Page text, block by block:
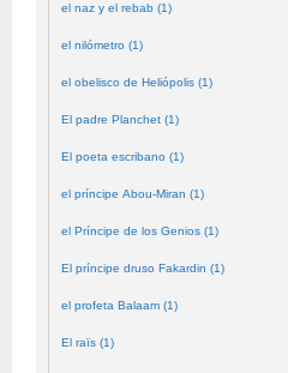
el naz y el rebab (1)
el nilómetro (1)
el obelisco de Heliópolis (1)
El padre Planchet (1)
El poeta escribano (1)
el príncipe Abou-Miran (1)
el Príncipe de los Genios (1)
El príncipe druso Fakardin (1)
el profeta Balaam (1)
El raïs (1)